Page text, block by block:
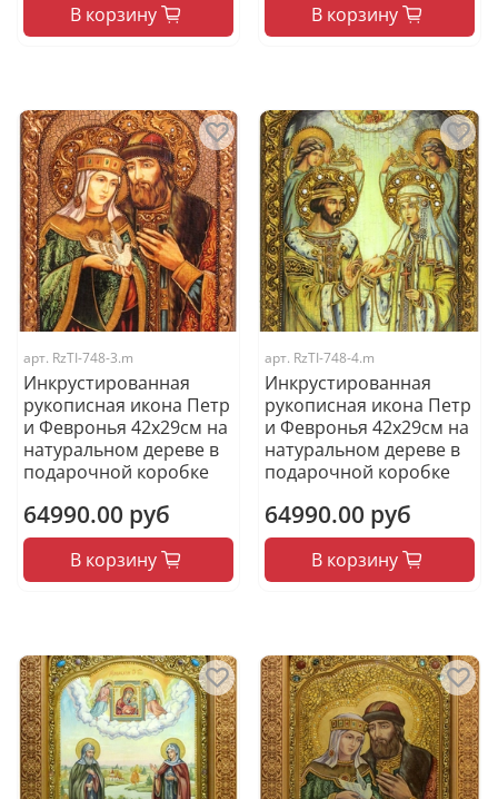
В корзину В корзину
арт. RzTI-748-3.m
Инкрустированная
рукописная икона Петр
и Февронья 42х29см на
натуральном дереве в
подарочной коробке
64990.00 руб
В корзину
арт. RzTI-748-4.m
Инкрустированная
рукописная икона Петр
и Февронья 42х29см на
натуральном дереве в
подарочной коробке
64990.00 руб
В корзину